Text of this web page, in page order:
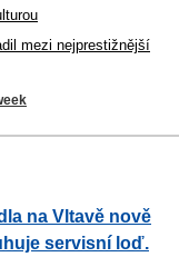
mezi nejprestižnější
na Vltavě nově
servisní loď.